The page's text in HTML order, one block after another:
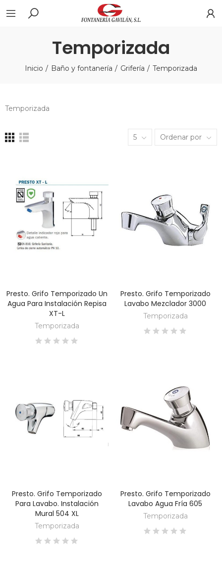
Temporizada
Inicio Baño y fontanería Grifería Temporizada
Temporizada
5 Ordenar por
DESCUBRE
Presto. Grifo Temporizado Un
Agua Para Instalación Repisa
XT-L
Temporizada
DESCUBRE
Presto. Grifo Temporizado
Lavabo Mezclador 3000
Temporizada
DESCUBRE
Presto. Grifo Temporizado
Para Lavabo. Instalación
Mural 504 XL
Temporizada
DESCUBRE
Presto. Grifo Temporizado
Lavabo Agua Fría 605
Temporizada